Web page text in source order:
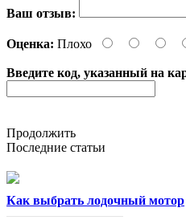
Ваш отзыв:
Оценка: Плохо
Введите код, указанный на
Продолжить
Последние статьи
Как выбрать лодочный мотор